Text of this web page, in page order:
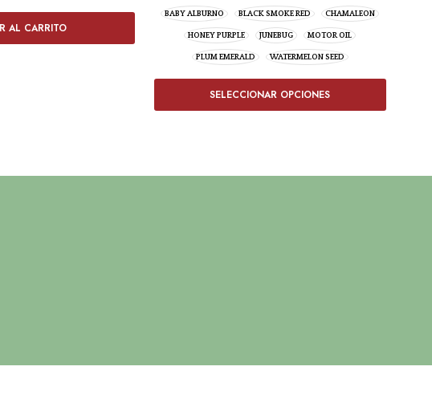
AL CARRITO
BABY ALBURNO BLACK SMOKE RED CHAMALEON
HONEY PURPLE JUNEBUG MOTOR OIL
PLUM EMERALD WATERMELON SEED
SELECCIONAR OPCIONES